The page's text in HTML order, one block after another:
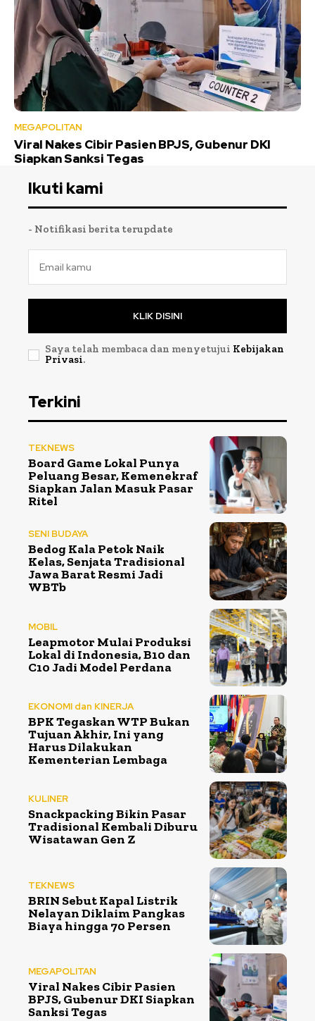
MEGAPOLITAN
Viral Nakes Cibir Pasien BPJS, Gubenur DKI
Siapkan Sanksi Tegas
Ikuti kami
- Notifikasi berita terupdate
KLIK DISINI
Saya telah membaca dan menyetujui Kebijakan
Privasi.
Terkini
TEKNEWS
Board Game Lokal Punya
Peluang Besar, Kemenekraf
Siapkan Jalan Masuk Pasar
Ritel
SENI BUDAYA
Bedog Kala Petok Naik
Kelas, Senjata Tradisional
Jawa Barat Resmi Jadi
WBTb
MOBIL
Leapmotor Mulai Produksi
Lokal di Indonesia, B10 dan
C10 Jadi Model Perdana
EKONOMI dan KINERJA
BPK Tegaskan WTP Bukan
Tujuan Akhir, Ini yang
Harus Dilakukan
Kementerian Lembaga
KULINER
Snackpacking Bikin Pasar
Tradisional Kembali Diburu
Wisatawan Gen Z
TEKNEWS
BRIN Sebut Kapal Listrik
Nelayan Diklaim Pangkas
Biaya hingga 70 Persen
MEGAPOLITAN
Viral Nakes Cibir Pasien
BPJS, Gubenur DKI Siapkan
Sanksi Tegas